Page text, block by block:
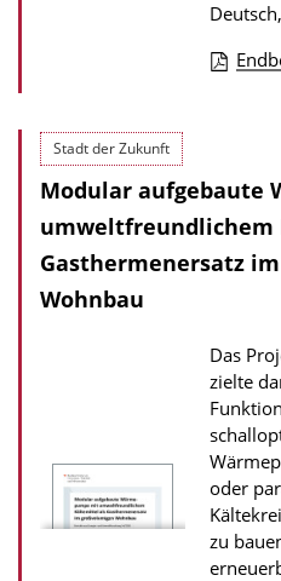
n
l
o
s
z
u
r
P
u
b
Stadt der Zukunft
Modular aufgebaute
Gasthermenersatz
Wohnbau
Das
zielte
oder
zu